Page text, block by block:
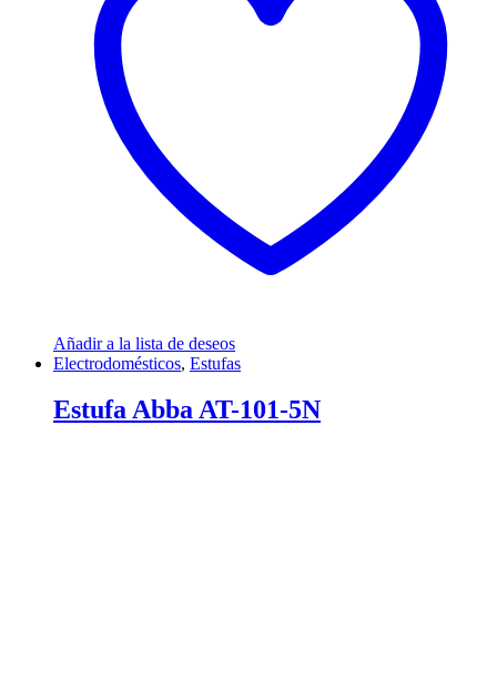
Añadir a la lista de deseos
Electrodomésticos, Estufas
Estufa Abba AT-101-5N